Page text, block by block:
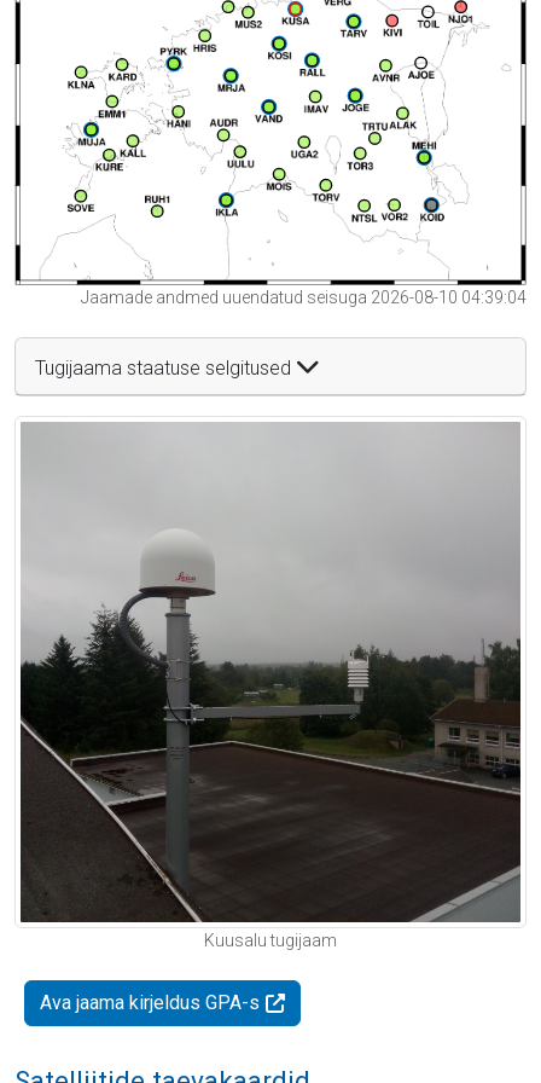
Jaamade andmed uuendatud seisuga 2026-08-10 04:39:04
Tugijaama staatuse selgitused
Kuusalu tugijaam
Ava jaama kirjeldus GPA-s